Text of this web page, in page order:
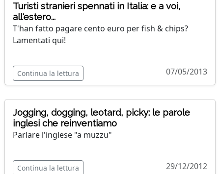
Turisti stranieri spennati in Italia: e a voi,
all'estero...
T'han fatto pagare cento euro per fish & chips?
Lamentati qui!
Continua la lettura 07/05/2013
Jogging, dogging, leotard, picky: le parole
inglesi che reinventiamo
Parlare l'inglese "a muzzu"
Continua la lettura 29/12/2012